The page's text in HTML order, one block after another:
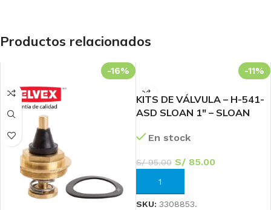
Productos relacionados
-16% -11%
KITS DE VÁLVULA – H-541-
ASD SLOAN 1″ – SLOAN
En stock
S/95.00 S/85.00
AÑADIR AL CARRITO
SKU: 3308853.